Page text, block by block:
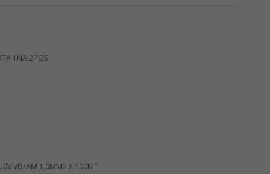
1NA 2POS
VD/AM 1,0MM2 X 100MT